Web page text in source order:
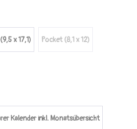
x 17,1) Pocket (8,1 x 12)
Kalender inkl. Monatsübersicht